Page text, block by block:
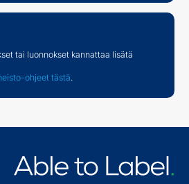
tai luonnokset kannattaa lisätä
ohjeet tästä.